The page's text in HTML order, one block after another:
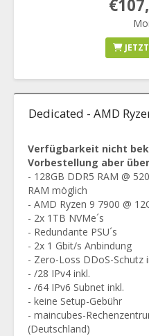
Dedicated - AMD
Verfügbarkeit nicht
Vorbestellung aber
- 128GB DDR5 RAM @
RAM möglich
- AMD Ryzen 9 7900 @
- 2x 1TB NVMe´s
- Redundante PSU´s
- 2x 1 Gbit/s Anbindung
- Zero-Loss DDoS-Schutz
- /28 IPv4 inkl.
- /64 IPv6 Subnet inkl.
- keine Setup-Gebühr
- maincubes-
(Deutschland)